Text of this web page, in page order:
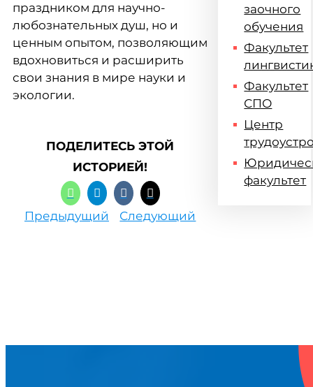
праздником для научно-
любознательных душ, но и
ценным опытом, позволяющим
вдохновиться и расширить
свои знания в мире науки и
экологии.
ПОДЕЛИТЕСЬ ЭТОЙ
ИСТОРИЕЙ!
Предыдущий Следующий
заочного
обучения
Факультет
Факультет
СПО
Центр
факультет